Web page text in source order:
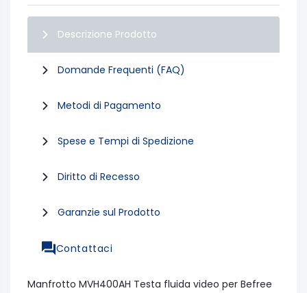
Descrizione Prodotto
Domande Frequenti (FAQ)
Metodi di Pagamento
Spese e Tempi di Spedizione
Diritto di Recesso
Garanzie sul Prodotto
Contattaci
Manfrotto MVH400AH Testa fluida video per Befree